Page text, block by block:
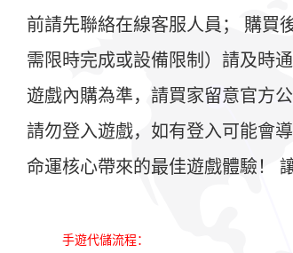
前請先聯絡在線客服人員； 購買
需限時完成或設備限制）請及時
遊戲內購為準，請買家留意官方
請勿登入遊戲，如有登入可能會
命運核心帶來的最佳遊戲體驗！
手遊代儲流程：